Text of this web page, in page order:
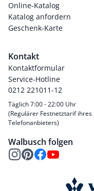
Online-Katalog
Katalog anfordern
Geschenk-Karte
Kontakt
Kontaktformular
Service-Hotline
0212 221011-12
Täglich 7:00 - 22:00 Uhr
(Regulärer Festnetztarif ihres
Telefonanbieters)
Walbusch folgen